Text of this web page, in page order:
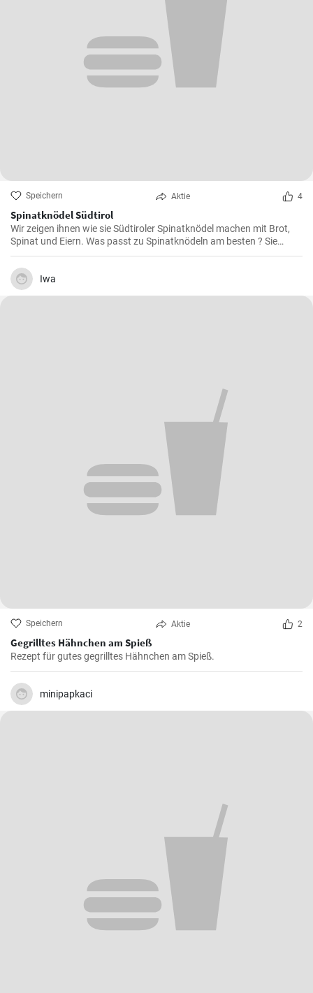
Speichern Aktie 4
Spinatknödel Südtirol
Wir zeigen ihnen wie sie Südtiroler Spinatknödel machen mit Brot,
Spinat und Eiern. Was passt zu Spinatknödeln am besten ? Sie
werden mit flüssiger Butter übergossen und mit Parmesamkäse
besteut. Ein Gaumenschmaus aus Österreich .
Iwa
Speichern Aktie 2
Gegrilltes Hähnchen am Spieß
Rezept für gutes gegrilltes Hähnchen am Spieß.
minipapkaci